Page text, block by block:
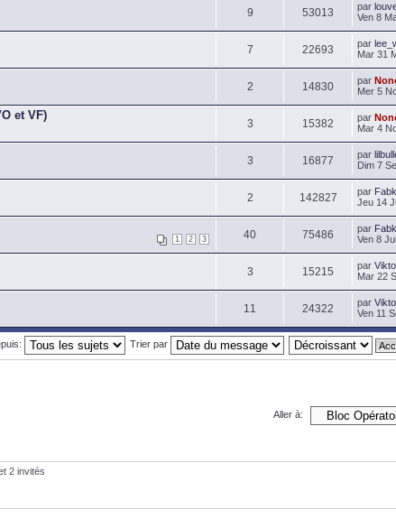
9 53013 par
Ven 8
7 22693 par
Mar 31
2 14830 par
Mer 5
et VF)
3 15382 par
Mar 4
3 16877 par
Dim 7
2 142827 par
Jeu 14
1 2 3 40 75486 par
Ven 8
3 15215 par
Mar 22
11 24322 par
Ven 11
Trier par
Aller à:
2 invités